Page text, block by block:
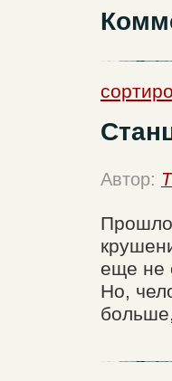
Автор:
Прошло
еще не
Но,